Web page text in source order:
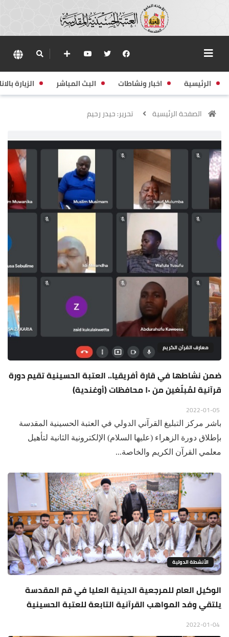
الرئيسية اخبار ونشاطات البث المباشر الزيارة
الصفحة الرئيسية تحرير: حيدر رحيم
معارف القرآن الكريم
ضمن نشاطها في قارة أفريقيا.. العتبة الحسينية تقيم دورة
قرآنية لمُبلّغين من ١٠ محافظات (أوغندية)
باشر مركز التبليغ القرآني الدولي في العتبة الحسينية المقدسة
بإطلاق دورة الزهراء (عليها السلام) الإلكترونية الثانية لتأهيل
معلمي القرآن الكريم والخاصة...
الأنشطة الدولية
الوكيل العام للمرجعية الدينية العليا في قم المقدسة
يلتقي وفد المواهب القرآنية التابعة للعتبة الحسينية